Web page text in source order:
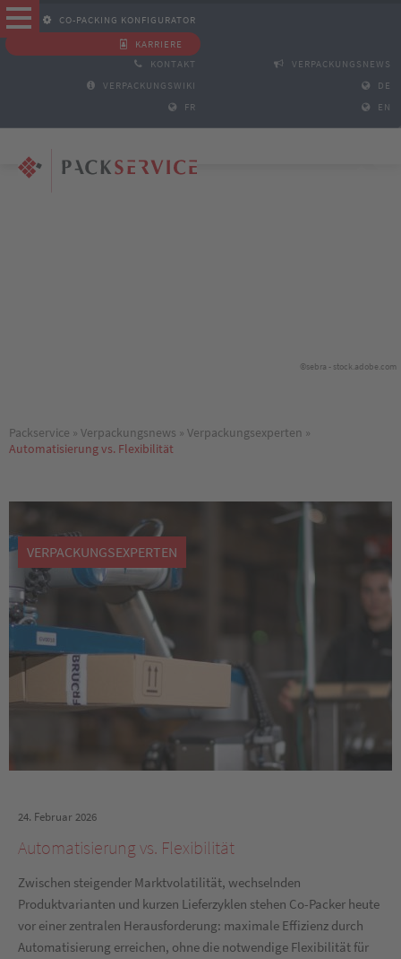
CO-PACKING KONFIGURATOR
KARRIERE
KONTAKT
VERPACKUNGSNEWS
VERPACKUNGSWIKI
DE
FR
EN
©sebra - stock.adobe.com
Packservice » Verpackungsnews » Verpackungsexperten »
Automatisierung vs. Flexibilität
VERPACKUNGSEXPERTEN
24. Februar 2026
Automatisierung vs. Flexibilität
Zwischen steigender Marktvolatilität, wechselnden
Produktvarianten und kurzen Lieferzyklen stehen Co-Packer heute
vor einer zentralen Herausforderung: maximale Effizienz durch
Automatisierung erreichen, ohne die notwendige Flexibilität für